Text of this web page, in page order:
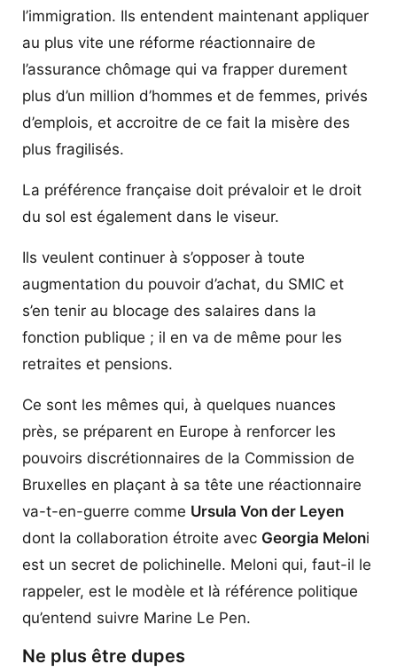
l’immigration. Ils entendent maintenant appliquer
au plus vite une réforme réactionnaire de
l’assurance chômage qui va frapper durement
plus d’un million d’hommes et de femmes, privés
d’emplois, et accroitre de ce fait la misère des
plus fragilisés.
La préférence française doit prévaloir et le droit
du sol est également dans le viseur.
Ils veulent continuer à s’opposer à toute
augmentation du pouvoir d’achat, du SMIC et
s’en tenir au blocage des salaires dans la
fonction publique ; il en va de même pour les
retraites et pensions.
Ce sont les mêmes qui, à quelques nuances
près, se préparent en Europe à renforcer les
pouvoirs discrétionnaires de la Commission de
Bruxelles en plaçant à sa tête une réactionnaire
va-t-en-guerre comme Ursula Von der Leyen
dont la collaboration étroite avec Georgia Meloni
est un secret de polichinelle. Meloni qui, faut-il le
rappeler, est le modèle et là référence politique
qu’entend suivre Marine Le Pen.
Ne plus être dupes